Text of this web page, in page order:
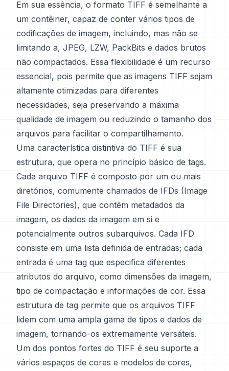
Em sua essência, o formato TIFF é semelhante a
um contêiner, capaz de conter vários tipos de
codificações de imagem, incluindo, mas não se
limitando a, JPEG, LZW, PackBits e dados brutos
não compactados. Essa flexibilidade é um recurso
essencial, pois permite que as imagens TIFF sejam
altamente otimizadas para diferentes
necessidades, seja preservando a máxima
qualidade de imagem ou reduzindo o tamanho dos
arquivos para facilitar o compartilhamento.
Uma característica distintiva do TIFF é sua
estrutura, que opera no princípio básico de tags.
Cada arquivo TIFF é composto por um ou mais
diretórios, comumente chamados de IFDs (Image
File Directories), que contêm metadados da
imagem, os dados da imagem em si e
potencialmente outros subarquivos. Cada IFD
consiste em uma lista definida de entradas; cada
entrada é uma tag que especifica diferentes
atributos do arquivo, como dimensões da imagem,
tipo de compactação e informações de cor. Essa
estrutura de tag permite que os arquivos TIFF
lidem com uma ampla gama de tipos e dados de
imagem, tornando-os extremamente versáteis.
Um dos pontos fortes do TIFF é seu suporte a
vários espaços de cores e modelos de cores,